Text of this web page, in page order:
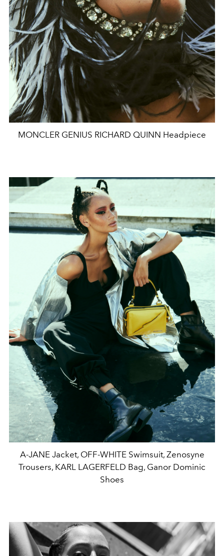
MONCLER GENIUS RICHARD QUINN Headpiece
A-JANE Jacket, OFF-WHITE Swimsuit, Zenosyne
Trousers, KARL LAGERFELD Bag, Ganor Dominic
Shoes